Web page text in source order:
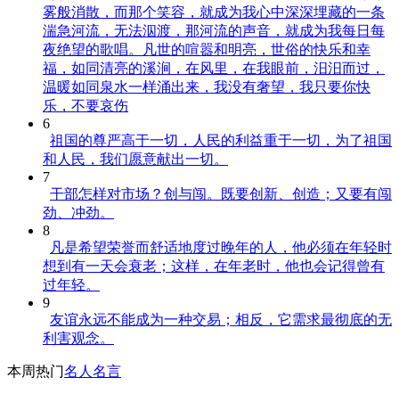
雾般消散，而那个笑容，就成为我心中深深埋藏的一条
湍急河流，无法泅渡，那河流的声音，就成为我每日每
夜绝望的歌唱。凡世的喧嚣和明亮，世俗的快乐和幸
福，如同清亮的溪涧，在风里，在我眼前，汨汨而过，
温暖如同泉水一样涌出来，我没有奢望，我只要你快
乐，不要哀伤
6
祖国的尊严高于一切，人民的利益重于一切，为了祖国
和人民，我们愿意献出一切。
7
干部怎样对市场？创与闯。既要创新、创造；又要有闯
劲、冲劲。
8
凡是希望荣誉而舒适地度过晚年的人，他必须在年轻时
想到有一天会衰老；这样，在年老时，他也会记得曾有
过年轻。
9
友谊永远不能成为一种交易；相反，它需求最彻底的无
利害观念。
本周热门名人名言